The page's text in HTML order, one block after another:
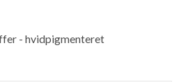
- hvidpigmenteret